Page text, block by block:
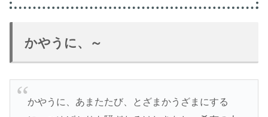
かやうに、～
かやうに、あまたたび、とざまかうざまにする